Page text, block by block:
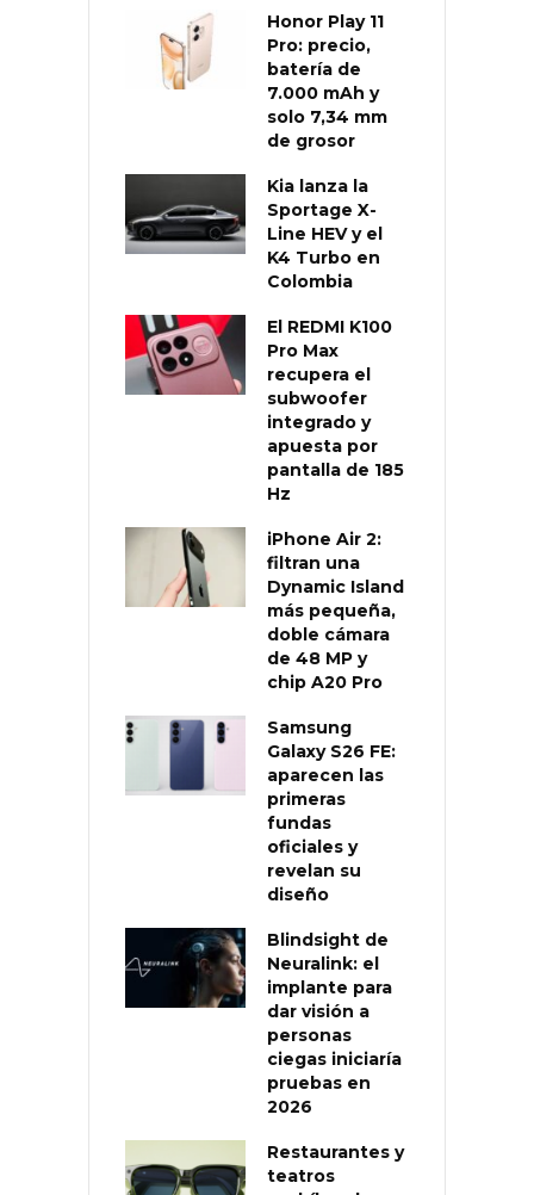
Honor Play 11
Pro: precio,
batería de
7.000 mAh y
solo 7,34 mm
de grosor
Kia lanza la
Sportage X-
Line HEV y el
K4 Turbo en
Colombia
El REDMI K100
Pro Max
recupera el
subwoofer
integrado y
apuesta por
pantalla de 185
Hz
iPhone Air 2:
filtran una
Dynamic Island
más pequeña,
doble cámara
de 48 MP y
chip A20 Pro
Samsung
Galaxy S26 FE:
aparecen las
primeras
fundas
oficiales y
revelan su
diseño
Blindsight de
Neuralink: el
implante para
dar visión a
personas
ciegas iniciaría
pruebas en
2026
Restaurantes y
teatros